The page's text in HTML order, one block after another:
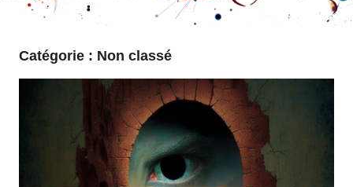
Catégorie : Non classé